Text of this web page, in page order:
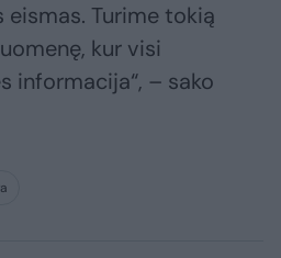
Turime tokią
kur visi
informacija“, – sako